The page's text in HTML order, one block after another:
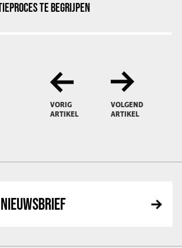
TE BEGRIJPEN
VORIG
ARTIKEL
VOLGEND
ARTIKEL